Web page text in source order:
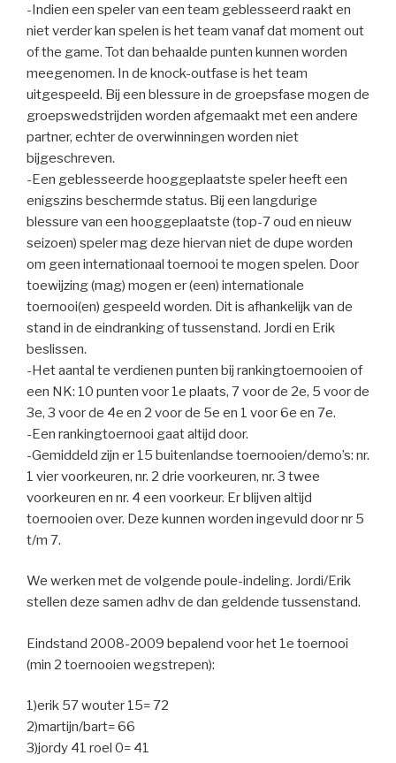
-Indien een speler van een team geblesseerd raakt en
niet verder kan spelen is het team vanaf dat moment out
of the game. Tot dan behaalde punten kunnen worden
meegenomen. In de knock-outfase is het team
uitgespeeld. Bij een blessure in de groepsfase mogen de
groepswedstrijden worden afgemaakt met een andere
partner, echter de overwinningen worden niet
bijgeschreven.
-Een geblesseerde hooggeplaatste speler heeft een
enigszins beschermde status. Bij een langdurige
blessure van een hooggeplaatste (top-7 oud en nieuw
seizoen) speler mag deze hiervan niet de dupe worden
om geen internationaal toernooi te mogen spelen. Door
toewijzing (mag) mogen er (een) internationale
toernooi(en) gespeeld worden. Dit is afhankelijk van de
stand in de eindranking of tussenstand. Jordi en Erik
beslissen.
-Het aantal te verdienen punten bij rankingtoernooien of
een NK: 10 punten voor 1e plaats, 7 voor de 2e, 5 voor de
3e, 3 voor de 4e en 2 voor de 5e en 1 voor 6e en 7e.
-Een rankingtoernooi gaat altijd door.
-Gemiddeld zijn er 15 buitenlandse toernooien/demo’s: nr.
1 vier voorkeuren, nr. 2 drie voorkeuren, nr. 3 twee
voorkeuren en nr. 4 een voorkeur. Er blijven altijd
toernooien over. Deze kunnen worden ingevuld door nr 5
t/m 7.
We werken met de volgende poule-indeling. Jordi/Erik
stellen deze samen adhv de dan geldende tussenstand.
Eindstand 2008-2009 bepalend voor het 1e toernooi
(min 2 toernooien wegstrepen):
1)erik 57 wouter 15= 72
2)martijn/bart= 66
3)jordy 41 roel 0= 41